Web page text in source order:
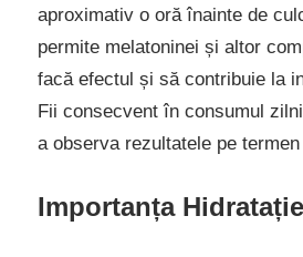
aproximativ o oră înainte de
permite melatoninei și altor
facă efectul și să contribuie la
Fii consecvent în consumul
a observa rezultatele pe termen
Importanța